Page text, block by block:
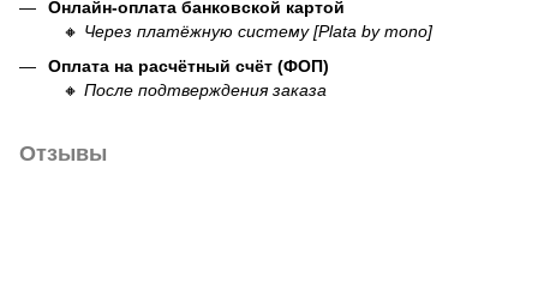
Онлайн-оплата банковской картой
🔸 Через платёжную систему [Plata by mono]
Оплата на расчётный счёт (ФОП)
🔸 После подтверждения заказа
Отзывы